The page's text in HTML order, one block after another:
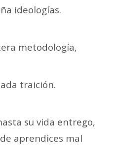
ideologías.
metodología,
traición.
su vida entrego,
aprendices mal